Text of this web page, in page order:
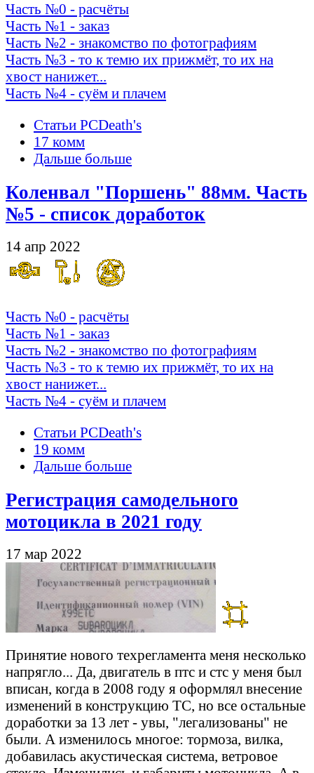
Часть №0 - расчёты
Часть №1 - заказ
Часть №2 - знакомство по фотографиям
Часть №3 - то к темю их прижмёт, то их на
хвост нанижет...
Часть №4 - суём и плачем
Статьи PCDeath's
17 комм
Дальше больше
Коленвал "Поршень" 88мм. Часть
№5 - список доработок
14 апр 2022
Часть №0 - расчёты
Часть №1 - заказ
Часть №2 - знакомство по фотографиям
Часть №3 - то к темю их прижмёт, то их на
хвост нанижет...
Часть №4 - суём и плачем
Статьи PCDeath's
19 комм
Дальше больше
Регистрация самодельного
мотоцикла в 2021 году
17 мар 2022
Принятие нового техрегламента меня несколько
напрягло... Да, двигатель в птс и стс у меня был
вписан, когда в 2008 году я оформлял внесение
изменений в конструкцию ТС, но все остальные
доработки за 13 лет - увы, "легализованы" не
были. А изменилось многое: тормоза, вилка,
добавилась акустическая система, ветровое